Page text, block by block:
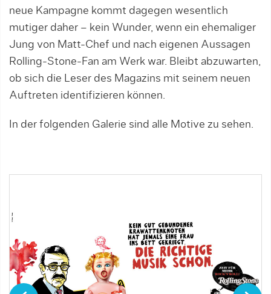
neue Kampagne kommt dagegen wesentlich
mutiger daher – kein Wunder, wenn ein ehemaliger
Jung von Matt-Chef und nach eigenen Aussagen
Rolling-Stone-Fan am Werk war. Bleibt abzuwarten,
ob sich die Leser des Magazins mit seinem neuen
Auftreten identifizieren können.
In der folgenden Galerie sind alle Motive zu sehen.